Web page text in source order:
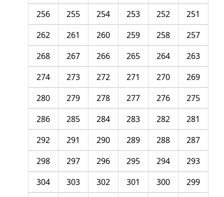
251
252
253
254
255
256
257
258
259
260
261
262
263
264
265
266
267
268
269
270
271
272
273
274
275
276
277
278
279
280
281
282
283
284
285
286
287
288
289
290
291
292
293
294
295
296
297
298
299
300
301
302
303
304